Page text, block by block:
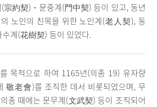
約契)・문중계(門中契) 등이 있고, 동년
노인의 친목을 위한 노인계(老人契), 동
계(花樹契) 등이 있었다.
목적으로 하여 1165년(의종 19) 유자량
敬老會)를 조직한 데서 비롯되었으며, 무
종 때에는 문무계(文武契) 등이 조직되어